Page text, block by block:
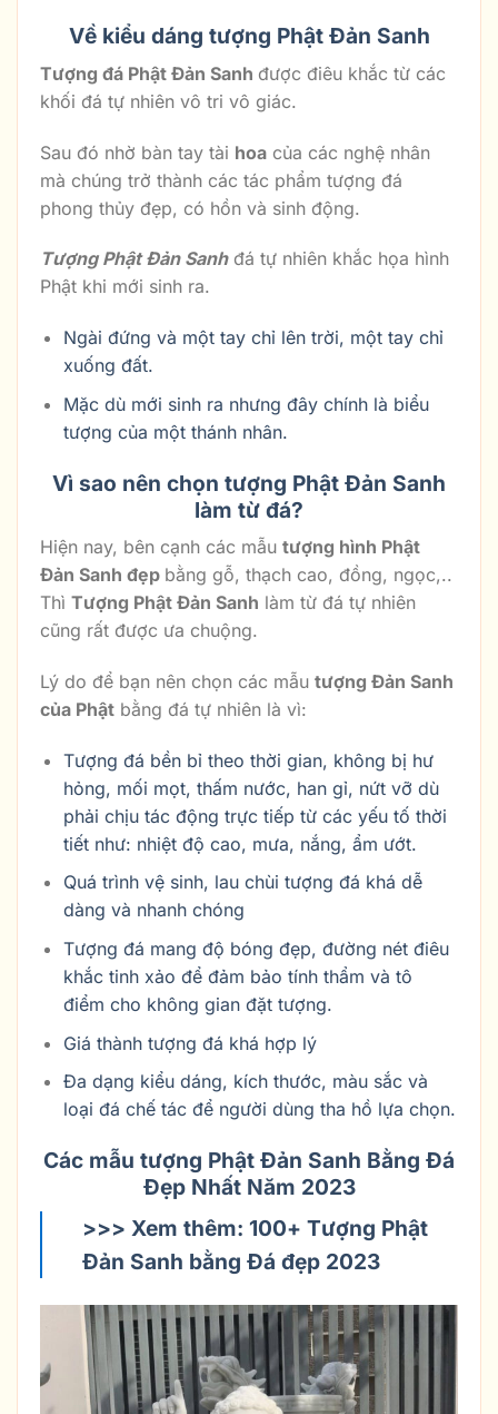
Về kiểu dáng tượng Phật Đản Sanh
Tượng đá Phật Đản Sanh được điêu khắc từ các
khối đá tự nhiên vô tri vô giác.
Sau đó nhờ bàn tay tài hoa của các nghệ nhân
mà chúng trở thành các tác phẩm tượng đá
phong thủy đẹp, có hồn và sinh động.
Tượng Phật Đản Sanhđá tự nhiên khắc họa hình
Phật khi mới sinh ra.
Ngài đứng và một tay chỉ lên trời, một tay chỉ
xuống đất.
Mặc dù mới sinh ra nhưng đây chính là biểu
tượng của một thánh nhân.
Vì sao nên chọn tượng Phật Đản Sanh
làm từ đá?
Hiện nay, bên cạnh các mẫu tượng hình Phật
Đản Sanh đẹp bằng gỗ, thạch cao, đồng, ngọc,..
Thì Tượng Phật Đản Sanh làm từ đá tự nhiên
cũng rất được ưa chuộng.
Lý do để bạn nên chọn các mẫu tượng Đản Sanh
của Phật bằng đá tự nhiên là vì:
Tượng đá bền bỉ theo thời gian, không bị hư
hỏng, mối mọt, thấm nước, han gỉ, nứt vỡ dù
phải chịu tác động trực tiếp từ các yếu tố thời
tiết như: nhiệt độ cao, mưa, nắng, ẩm ướt.
Quá trình vệ sinh, lau chùi tượng đá khá dễ
dàng và nhanh chóng
Tượng đá mang độ bóng đẹp, đường nét điêu
khắc tinh xảo để đảm bảo tính thẩm và tô
điểm cho không gian đặt tượng.
Giá thành tượng đá khá hợp lý
Đa dạng kiểu dáng, kích thước, màu sắc và
loại đá chế tác để người dùng tha hồ lựa chọn.
Các mẫu tượng Phật Đản Sanh Bằng Đá
Đẹp Nhất Năm 2023
>>> Xem thêm: 100+ Tượng Phật
Đản Sanh bằng Đá đẹp 2023